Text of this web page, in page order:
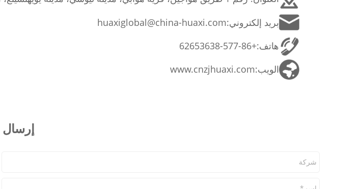
بريد إلكتروني:huaxiglobal@china-huaxi.com
هاتف:+86-577-62653638
الويب:www.cnzjhuaxi.com
إرسال